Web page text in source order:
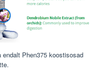
Phen375 koostisosad